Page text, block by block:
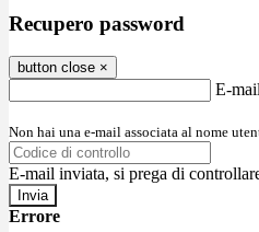
Recupero password
button close ×
E-mail
Non hai una e-mail associata al nome
E-mail inviata, si prega di
Errore